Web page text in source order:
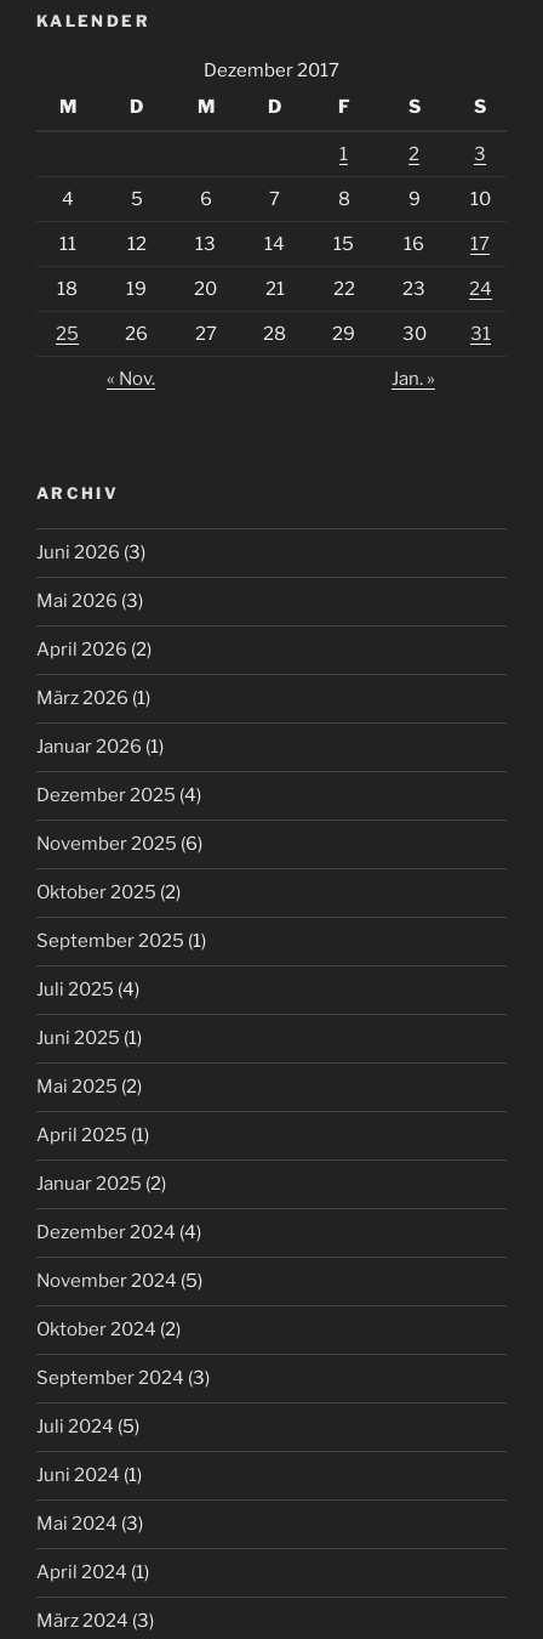
KALENDER
Dezember 2017
M
D M D F S S
1 2 3
4 5 6 7 8 9 10
11 12 13 14 15 16 17
18 19 20 21 22 23 24
25 26 27 28 29 30 31
« Nov. Jan. »
ARCHIV
Juni 2026 (3)
Mai 2026 (3)
April 2026 (2)
März 2026 (1)
Januar 2026 (1)
Dezember 2025 (4)
November 2025 (6)
Oktober 2025 (2)
September 2025 (1)
Juli 2025 (4)
Juni 2025 (1)
Mai 2025 (2)
April 2025 (1)
Januar 2025 (2)
Dezember 2024 (4)
November 2024 (5)
Oktober 2024 (2)
September 2024 (3)
Juli 2024 (5)
Juni 2024 (1)
Mai 2024 (3)
April 2024 (1)
März 2024 (3)